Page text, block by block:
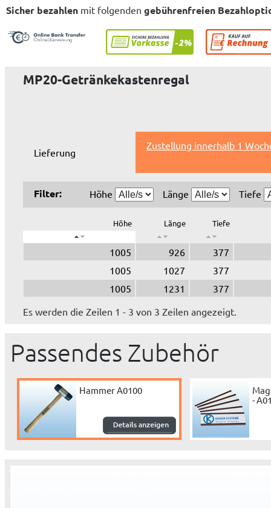
Sicher bezahlen mit folgenden gebührenfreien
MP20-Getränkekastenregal
Lieferung
Zustellung innerhalb 1
Filter: Höhe Länge Tiefe
Höhe Länge Tiefe
1005 926
377
1005
1027
377
1005
1231
377
Es werden die Zeilen 1 - 3 von 3 Zeilen angezeigt.
Passendes Zubehör
Hammer A0100
-